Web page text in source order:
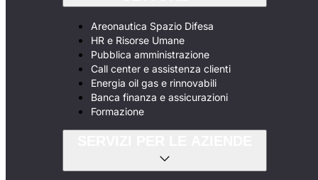
Areonautica Spazio Difesa
HR e Risorse Umane
Pubblica amministrazione
Call center e assistenza clienti
Energia oil gas e rinnovabili
Banca finanza e assicurazioni
Formazione